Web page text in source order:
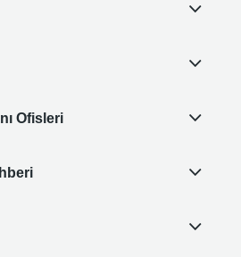
Ofisleri